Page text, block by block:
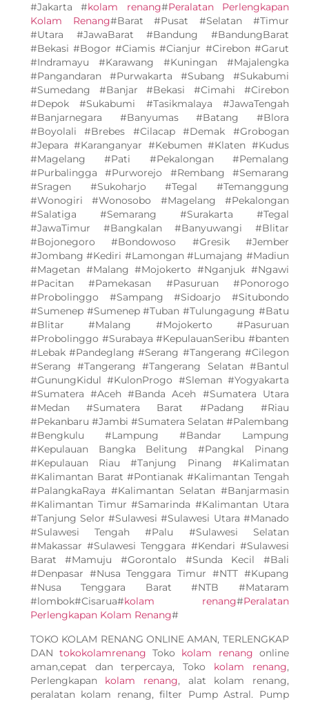
#Jakarta #kolam renang#Peralatan Perlengkapan
Kolam Renang#Barat #Pusat #Selatan #Timur
#Utara #JawaBarat #Bandung #BandungBarat
#Bekasi #Bogor #Ciamis #Cianjur #Cirebon #Garut
#Indramayu #Karawang #Kuningan #Majalengka
#Pangandaran #Purwakarta #Subang #Sukabumi
#Sumedang #Banjar #Bekasi #Cimahi #Cirebon
#Depok #Sukabumi #Tasikmalaya #JawaTengah
#Banjarnegara #Banyumas #Batang #Blora
#Boyolali #Brebes #Cilacap #Demak #Grobogan
#Jepara #Karanganyar #Kebumen #Klaten #Kudus
#Magelang #Pati #Pekalongan #Pemalang
#Purbalingga #Purworejo #Rembang #Semarang
#Sragen #Sukoharjo #Tegal #Temanggung
#Wonogiri #Wonosobo #Magelang #Pekalongan
#Salatiga #Semarang #Surakarta #Tegal
#JawaTimur #Bangkalan #Banyuwangi #Blitar
#Bojonegoro #Bondowoso #Gresik #Jember
#Jombang #Kediri #Lamongan #Lumajang #Madiun
#Magetan #Malang #Mojokerto #Nganjuk #Ngawi
#Pacitan #Pamekasan #Pasuruan #Ponorogo
#Probolinggo #Sampang #Sidoarjo #Situbondo
#Sumenep #Sumenep #Tuban #Tulungagung #Batu
#Blitar #Malang #Mojokerto #Pasuruan
#Probolinggo #Surabaya #KepulauanSeribu #banten
#Lebak #Pandeglang #Serang #Tangerang #Cilegon
#Serang #Tangerang #Tangerang Selatan #Bantul
#GunungKidul #KulonProgo #Sleman #Yogyakarta
#Sumatera #Aceh #Banda Aceh #Sumatera Utara
#Medan #Sumatera Barat #Padang #Riau
#Pekanbaru #Jambi #Sumatera Selatan #Palembang
#Bengkulu #Lampung #Bandar Lampung
#Kepulauan Bangka Belitung #Pangkal Pinang
#Kepulauan Riau #Tanjung Pinang #Kalimatan
#Kalimantan Barat #Pontianak #Kalimantan Tengah
#PalangkaRaya #Kalimantan Selatan #Banjarmasin
#Kalimantan Timur #Samarinda #Kalimantan Utara
#Tanjung Selor #Sulawesi #Sulawesi Utara #Manado
#Sulawesi Tengah #Palu #Sulawesi Selatan
#Makassar #Sulawesi Tenggara #Kendari #Sulawesi
Barat #Mamuju #Gorontalo #Sunda Kecil #Bali
#Denpasar #Nusa Tenggara Timur #NTT #Kupang
#Nusa Tenggara Barat #NTB #Mataram
#lombok#Cisarua#kolam renang#Peralatan
Perlengkapan Kolam Renang#
TOKO KOLAM RENANG ONLINE AMAN, TERLENGKAP
DANtokokolamrenang Toko kolam renang online
aman,cepat dan terpercaya, Toko kolam renang,
Perlengkapan kolam renang, alat kolam renang,
peralatan kolam renang, filter Pump Astral. Pump